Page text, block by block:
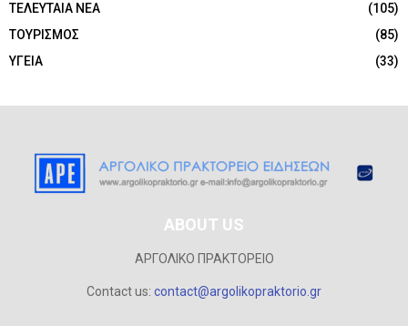
ΤΕΛΕΥΤΑΙΑ ΝΕΑ
(105)
ΤΟΥΡΙΣΜΟΣ
(85)
ΥΓΕΙΑ
(33)
ABOUT US
ΑΡΓΟΛΙΚΟ ΠΡΑΚΤΟΡΕΙΟ
Contact us: contact@argolikopraktorio.gr